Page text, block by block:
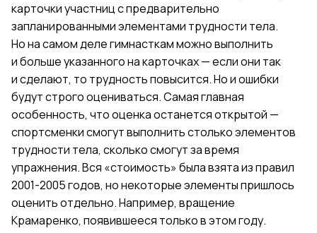
карточки участниц с предварительно
запланированными элементами трудности тела.
Но на самом деле гимнасткам можно выполнить
и больше указанного на карточках — если они так
и сделают, то трудность повысится. Но и ошибки
будут строго оцениваться. Самая главная
особенность, что оценка останется открытой —
спортсменки смогут выполнить столько элементов
трудности тела, сколько смогут за время
упражнения. Вся «стоимость» была взята из правил
2001-2005 годов, но некоторые элементы пришлось
оценить отдельно. Например, вращение
Крамаренко, появившееся только в этом году.